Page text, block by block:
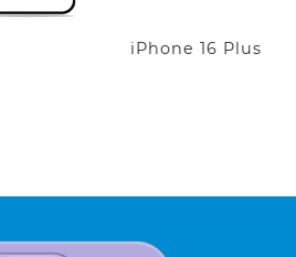
iPhone 16 Plus